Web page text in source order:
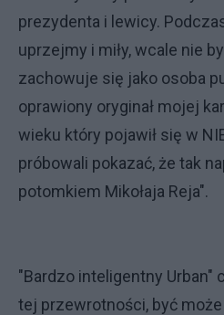
prezydenta i lewicy.
uprzejmy i miły, wcale nie
zachowuje się jako osoba
oprawiony oryginał mojej
wieku który pojawił się w
próbowali pokazać, że tak
potomkiem Mikołaja Reja".
"Bardzo inteligentny Urban"
tej przewrotności, być